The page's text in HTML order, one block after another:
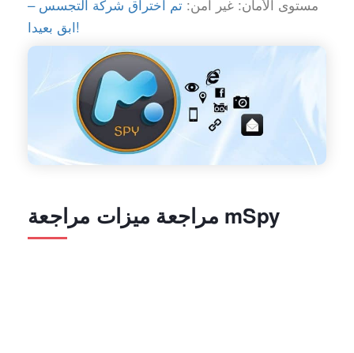
مستوى الأمان: غير آمن: تم اختراق شركة التجسس –
ابق بعيدا!
مراجعة ميزات مراجعة mSpy